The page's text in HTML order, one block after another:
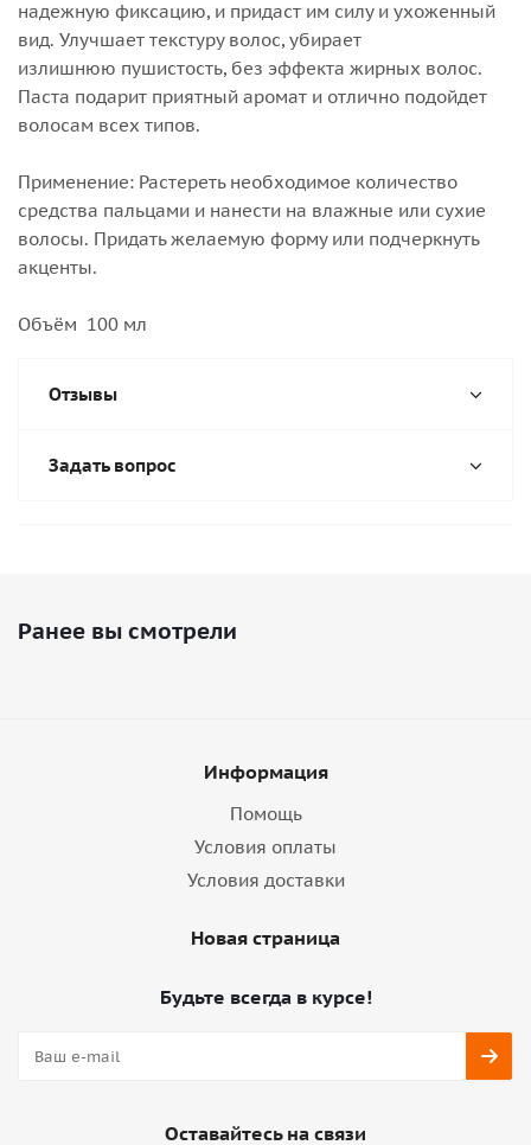
надежную фиксацию, и придаст им силу и ухоженный
вид. Улучшает текстуру волос, убирает
излишнюю пушистость, без эффекта жирных волос.
Паста подарит приятный аромат и отлично подойдет
волосам всех типов.
Применение: Растереть необходимое количество
средства пальцами и нанести на влажные или сухие
волосы. Придать желаемую форму или подчеркнуть
акценты.
Объём 100 мл
Отзывы
Задать вопрос
Ранее вы смотрели
Информация
Помощь
Условия оплаты
Условия доставки
Новая страница
Будьте всегда в курсе!
Оставайтесь на связи